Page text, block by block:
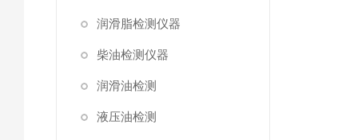
润滑脂检测仪器
柴油检测仪器
润滑油检测
液压油检测